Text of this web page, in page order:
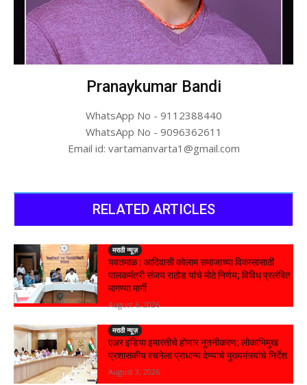
Pranaykumar Bandi
WhatsApp No - 9112388440
WhatsApp No - 9096362611
Email id: vartamanvarta1@gmail.com
RELATED ARTICLES
मराठी न्यूज़
यवतमाळ : आदिवासी कोलाम समाजाच्या विकासासाठी
पालकमंत्री संजय राठोड यांचे मोठे निर्णय; विविध प्रलंबित
मागण्या मार्गी
August 6, 2026
मराठी न्यूज़
एअर इंडिया इमारतीचे होणार नूतनीकरण; लोकाभिमुख
प्रशासकीय रचनेला प्राधान्य देण्याचे मुख्यमंत्र्यांचे निर्देश
August 3, 2026